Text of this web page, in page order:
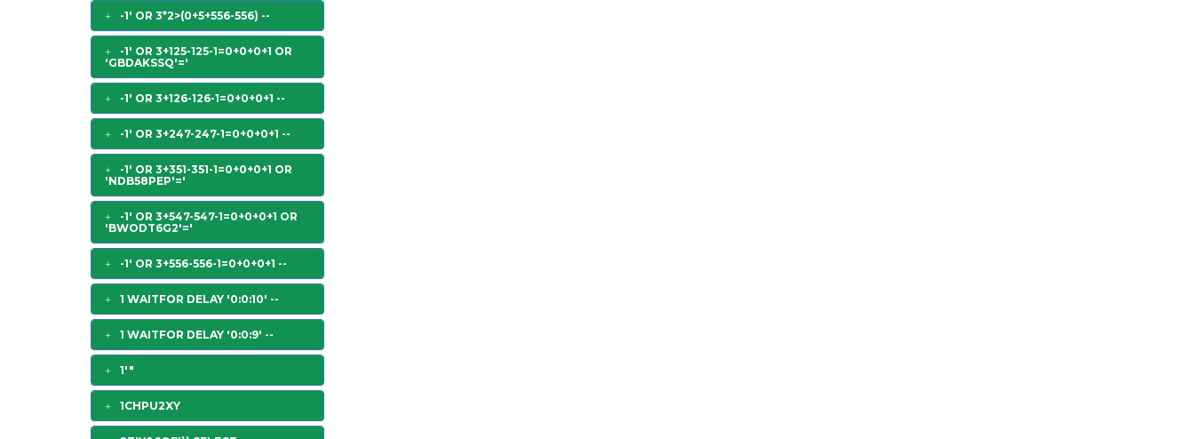
-1' OR 3*2>(0+5+556-556) --
-1' OR 3+125-125-1=0+0+0+1 OR
'GBDAKSSQ'='
-1' OR 3+126-126-1=0+0+0+1 --
-1' OR 3+247-247-1=0+0+0+1 --
-1' OR 3+351-351-1=0+0+0+1 OR
'NDB58PEP'='
-1' OR 3+547-547-1=0+0+0+1 OR
'BWODT6G2'='
-1' OR 3+556-556-1=0+0+0+1 --
1 WAITFOR DELAY '0:0:10' --
1 WAITFOR DELAY '0:0:9' --
1'"
1CHPU2XY